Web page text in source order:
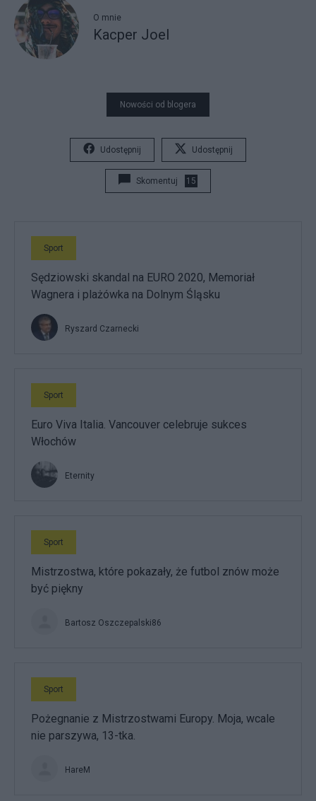
O mnie
Kacper Joel
Nowości od blogera
Udostępnij Udostępnij
Skomentuj 15
Sport
Sędziowski skandal na EURO 2020, Memoriał
Wagnera i plażówka na Dolnym Śląsku
Ryszard Czarnecki
Sport
Euro Viva Italia. Vancouver celebruje sukces
Włochów
Eternity
Sport
Mistrzostwa, które pokazały, że futbol znów może
być piękny
Bartosz Oszczepalski86
Sport
Pożegnanie z Mistrzostwami Europy. Moja, wcale
nie parszywa, 13-tka.
HareM